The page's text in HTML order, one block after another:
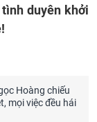
duyên khởi
Hoàng chiếu
mọi việc đều hái